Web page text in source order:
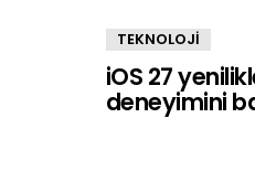
TEKNOLOJİ
iOS 27
deneyimini